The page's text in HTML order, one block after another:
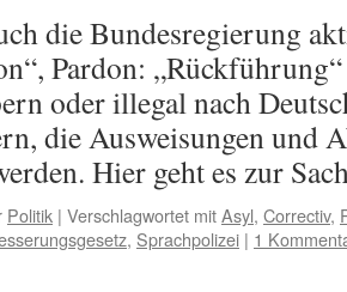
die Bundesregierung
Pardon:
oder illegal nach
die Ausweisungen und
Hier geht es zur
Politik | Verschlagwortet mitAsyl, Correctiv,
, Sprachpolizei | 1